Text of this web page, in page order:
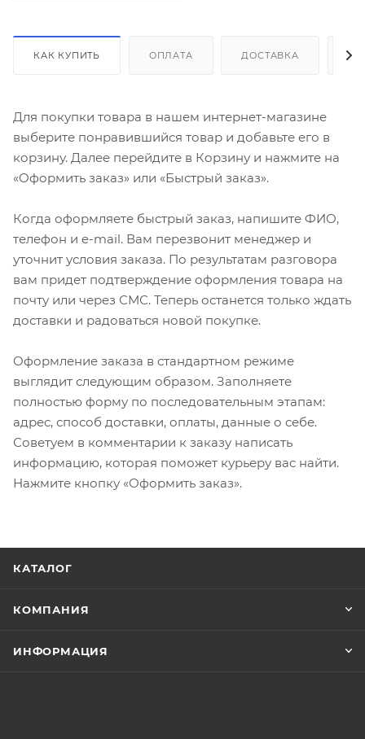
КАК КУПИТЬ ОПЛАТА ДОСТАВКА
Для покупки товара в нашем интернет-магазине
выберите понравившийся товар и добавьте его в
корзину. Далее перейдите в Корзину и нажмите на
«Оформить заказ» или «Быстрый заказ».
Когда оформляете быстрый заказ, напишите ФИО,
телефон и e-mail. Вам перезвонит менеджер и
уточнит условия заказа. По результатам разговора
вам придет подтверждение оформления товара на
почту или через СМС. Теперь останется только ждать
доставки и радоваться новой покупке.
Оформление заказа в стандартном режиме
выглядит следующим образом. Заполняете
полностью форму по последовательным этапам:
адрес, способ доставки, оплаты, данные о себе.
Советуем в комментарии к заказу написать
информацию, которая поможет курьеру вас найти.
Нажмите кнопку «Оформить заказ».
КАТАЛОГ
КОМПАНИЯ
ИНФОРМАЦИЯ